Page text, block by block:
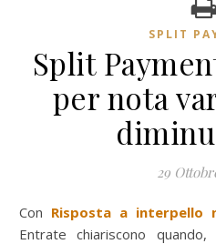
SPLIT
Split
per nota
29
Con Risposta a
Entrate chiariscono quando,